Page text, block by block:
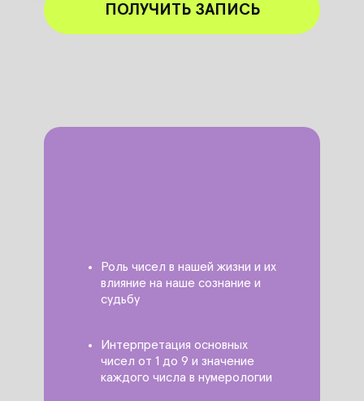
ПОЛУЧИТЬ ЗАПИСЬ
Роль чисел в нашей жизни и их
влияние на наше сознание и
судьбу
Интерпретация основных
чисел от 1 до 9 и значение
каждого числа в нумерологии